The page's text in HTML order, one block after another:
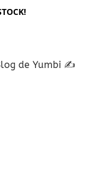
de Yumbi ✍️